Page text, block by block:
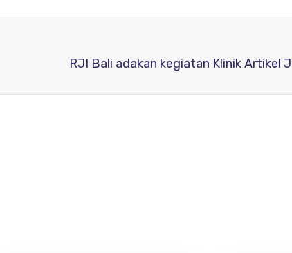
RJI Bali adakan kegiatan Klinik Artikel